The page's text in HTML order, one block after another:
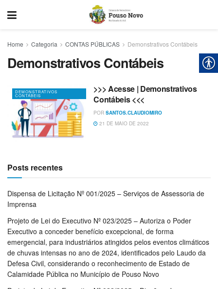
Home Categoria CONTAS PÚBLICAS Demonstrativos Contábeis
Demonstrativos Contábeis
DEMONSTRATIVOS
CONTÁBEIS
>>> Acesse | Demonstrativos
Contábeis <<<
POR SANTOS.CLAUDIOMIRO
21 DE MAIO DE 2022
Posts recentes
Dispensa de Licitação Nº 001/2025 – Serviços de Assessoria de
Imprensa
Projeto de Lei do Executivo Nº 023/2025 – Autoriza o Poder
Executivo a conceder benefício excepcional, de forma
emergencial, para industriários atingidos pelos eventos climáticos
de chuvas intensas no ano de 2024, identificados pelo Laudo da
Defesa Civil, considerando o reconhecimento de Estado de
Calamidade Pública no Município de Pouso Novo